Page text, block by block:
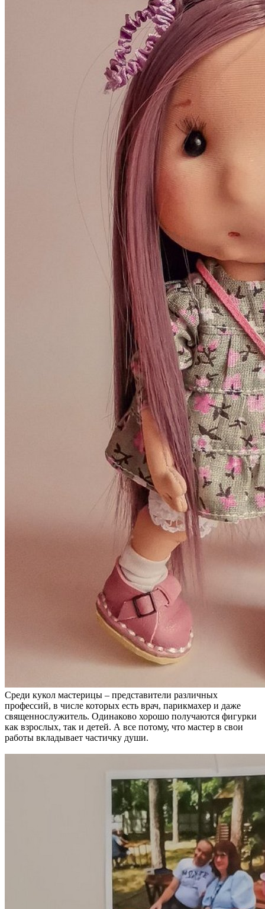
Среди кукол мастерицы – представители различных
профессий, в числе которых есть врач, парикмахер и даже
священнослужитель. Одинаково хорошо получаются фигурки
как взрослых, так и детей. А все потому, что мастер в свои
работы вкладывает частичку души.